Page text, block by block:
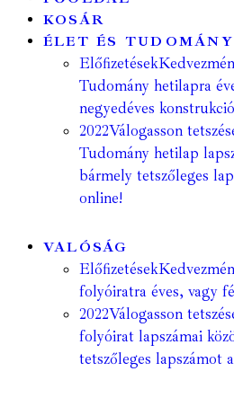
KOSÁR
ÉLET ÉS TUDOMÁNY
Előfizetések
Tudomány hetilapra
negyedéves
2022Válogasson
Tudomány hetilap
bármely tetszőleges
online!
VALÓSÁG
Előfizetések
folyóiratra éves, vagy
2022Válogasson
folyóirat lapszámai
tetszőleges lapszámot